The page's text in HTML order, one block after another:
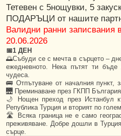
Тетевен с 5нощувки, 5
ПОДАРЪЦИ от нашите
Валидни ранни записвания
20.06.2026
📅1 ДЕН
🌅Събуди се с мечта в сърцето –
ежедневното. Нека пътят ти
чудеса.
🚌 Отпътуване от началния пункт,
🌉 Преминаване през ГКПП
🌙 Нощен преход през Истанбул
Република Турция и вторият по
🛣️ Всяка граница не е само
преживяване. Добре дошли в
сърце.